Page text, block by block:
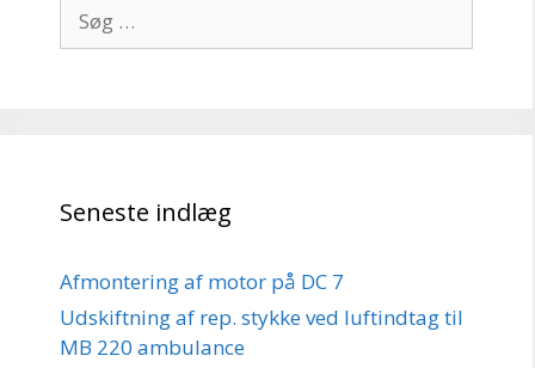
efter:
Seneste indlæg
Afmontering af motor på DC 7
Udskiftning af rep. stykke ved luftindtag til
MB 220 ambulance